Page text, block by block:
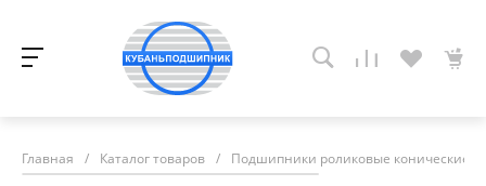
Главная / Каталог товаров / Подшипники роликовые конические